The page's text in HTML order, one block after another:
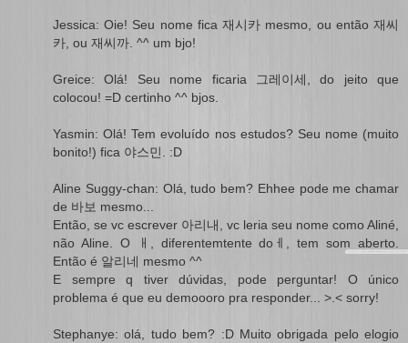
Jessica: Oie! Seu nome fica 재시카 mesmo, ou então 재씨
카, ou 재씨까. ^^ um bjo!
Greice: Olá! Seu nome ficaria 그레이세, do jeito que
colocou! =D certinho ^^ bjos.
Yasmin: Olá! Tem evoluído nos estudos? Seu nome (muito
bonito!) fica 야스민. :D
Aline Suggy-chan: Olá, tudo bem? Ehhee pode me chamar
de 바보 mesmo...
Então, se vc escrever 아리내, vc leria seu nome como Aliné,
não Aline. O ㅐ, diferentemtente doㅔ, tem som aberto.
Então é 알리네 mesmo ^^
E sempre q tiver dúvidas, pode perguntar! O único
problema é que eu demoooro pra responder... >.< sorry!
Stephanye: olá, tudo bem? :D Muito obrigada pelo elogio